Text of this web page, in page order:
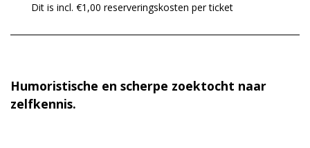
Dit is incl. €1,00 reserveringskosten per ticket
Humoristische en scherpe zoektocht naar
zelfkennis.